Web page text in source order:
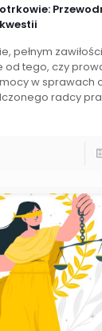
pełnym
od tego, czy
w sprawach
radcy